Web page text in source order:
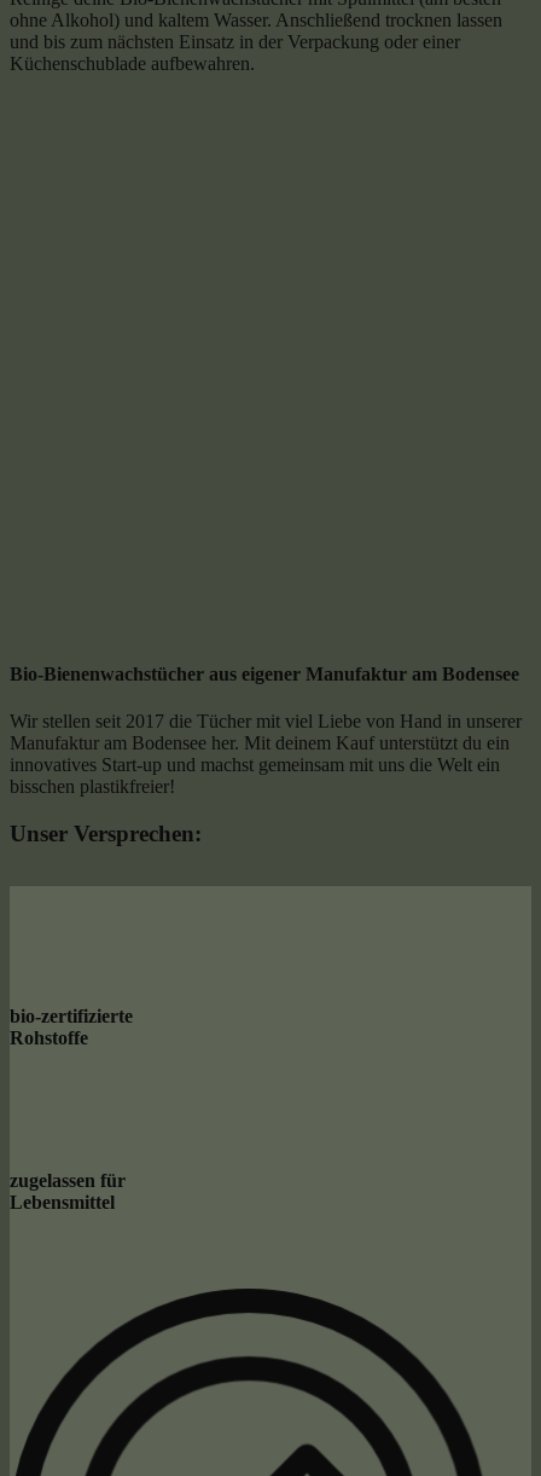
ohne Alkohol) und kaltem Wasser. Anschließend trocknen lassen
und bis zum nächsten Einsatz in der Verpackung oder einer
Küchenschublade aufbewahren.
Bio-Bienenwachstücher aus eigener Manufaktur am Bodensee
Wir stellen seit 2017 die Tücher mit viel Liebe von Hand in unserer
Manufaktur am Bodensee her. Mit deinem Kauf unterstützt du ein
innovatives Start-up und machst gemeinsam mit uns die Welt ein
bisschen plastikfreier!
Unser Versprechen:
bio-zertifizierte
Rohstoffe
zugelassen für
Lebensmittel